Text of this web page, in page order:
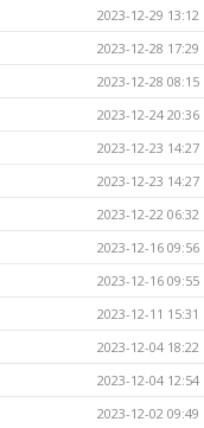
2023-12-29 13:12
2023-12-28 17:29
2023-12-28 08:15
2023-12-24 20:36
2023-12-23 14:27
2023-12-23 14:27
2023-12-22 06:32
2023-12-16 09:56
2023-12-16 09:55
2023-12-11 15:31
2023-12-04 18:22
2023-12-04 12:54
2023-12-02 09:49